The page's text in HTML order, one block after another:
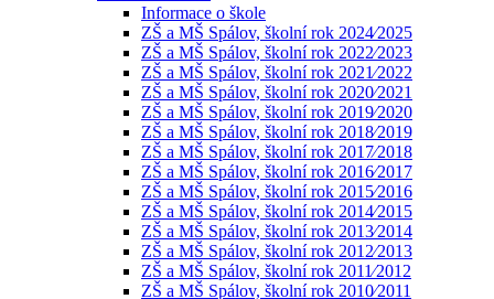
Informace o škole
ZŠ a MŠ Spálov, školní rok 2024⁄2025
ZŠ a MŠ Spálov, školní rok 2022⁄2023
ZŠ a MŠ Spálov, školní rok 2021⁄2022
ZŠ a MŠ Spálov, školní rok 2020⁄2021
ZŠ a MŠ Spálov, školní rok 2019⁄2020
ZŠ a MŠ Spálov, školní rok 2018⁄2019
ZŠ a MŠ Spálov, školní rok 2017⁄2018
ZŠ a MŠ Spálov, školní rok 2016⁄2017
ZŠ a MŠ Spálov, školní rok 2015⁄2016
ZŠ a MŠ Spálov, školní rok 2014⁄2015
ZŠ a MŠ Spálov, školní rok 2013⁄2014
ZŠ a MŠ Spálov, školní rok 2012⁄2013
ZŠ a MŠ Spálov, školní rok 2011⁄2012
ZŠ a MŠ Spálov, školní rok 2010⁄2011